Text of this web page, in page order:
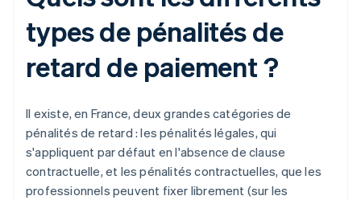
types de pénalités de
retard de paiement ?
Il existe, en France, deux grandes catégories de
pénalités de retard : les pénalités légales, qui
s'appliquent par défaut en l'absence de clause
contractuelle, et les pénalités contractuelles, que les
professionnels peuvent fixer librement (sur les